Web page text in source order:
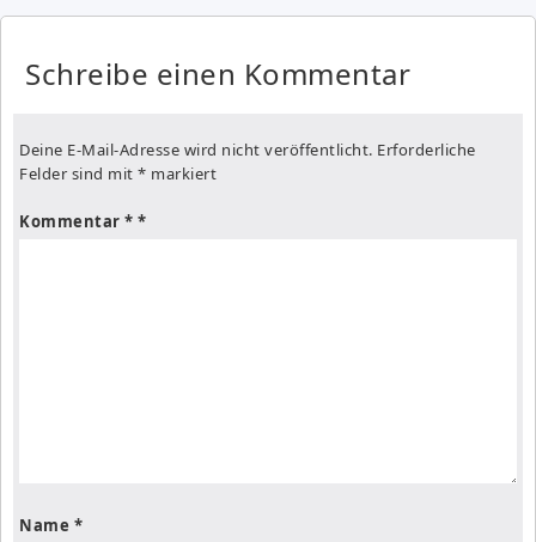
Schreibe einen Kommentar
Deine E-Mail-Adresse wird nicht veröffentlicht. Erforderliche
Felder sind mit * markiert
Kommentar *
Name *